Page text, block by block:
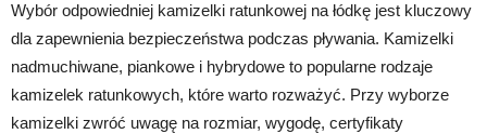
Wybór odpowiedniej kamizelki ratunkowej na łódkę jest kluczowy
dla zapewnienia bezpieczeństwa podczas pływania. Kamizelki
nadmuchiwane, piankowe i hybrydowe to popularne rodzaje
kamizelek ratunkowych, które warto rozważyć. Przy wyborze
kamizelki zwróć uwagę na rozmiar, wygodę, certyfikaty